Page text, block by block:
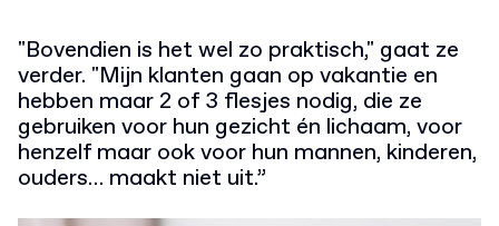
"Bovendien is het wel zo praktisch," gaat ze
verder. "Mijn klanten gaan op vakantie en
hebben maar 2 of 3 flesjes nodig, die ze
gebruiken voor hun gezicht én lichaam, voor
henzelf maar ook voor hun mannen, kinderen,
ouders… maakt niet uit.”